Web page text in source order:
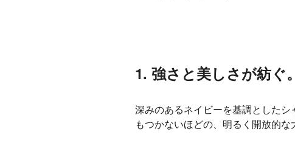
1. 強さと美しさが紡ぐ
深みのあるネイビーを基調とした
もつかないほどの、明るく開放的な